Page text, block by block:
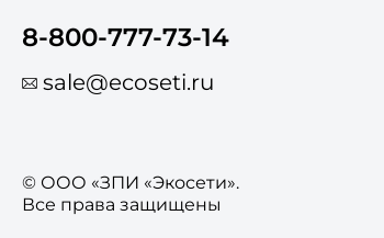
8-800-777-73-14
sale@ecoseti.ru
© ООО «ЗПИ «Экосети».
Все права защищены